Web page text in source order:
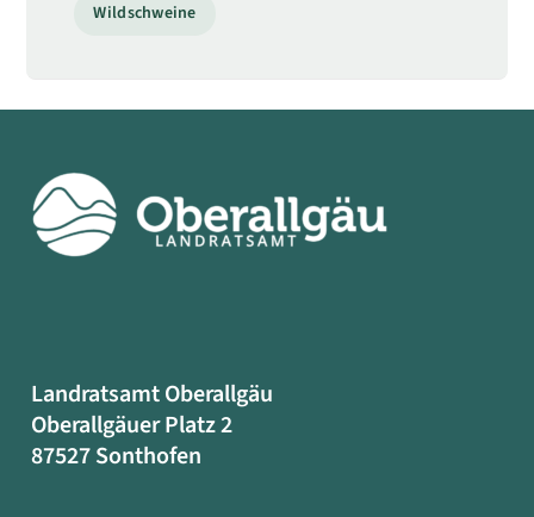
Wildschweine
Landratsamt Oberallgäu
Oberallgäuer Platz 2
87527 Sonthofen